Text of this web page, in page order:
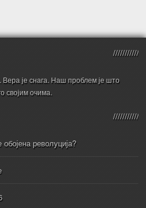
је снага. Наш проблем је што
својим очима.
револуција?